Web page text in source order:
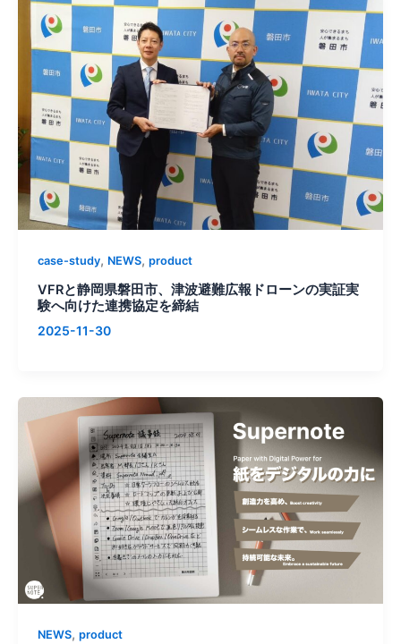
case-study, NEWS, product
VFRと静岡県磐田市、津波避難広報ドローンの実証実
験へ向けた連携協定を締結
2025-11-30
NEWS, product